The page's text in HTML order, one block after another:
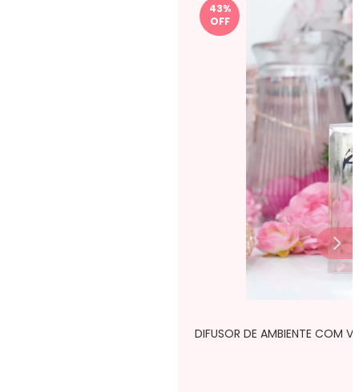
43%
OFF
DIFUSOR DE AMBIENTE COM